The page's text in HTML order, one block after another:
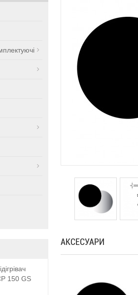
150 GS
АКСЕСУАРИ